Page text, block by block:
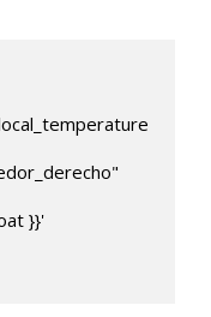
}}'